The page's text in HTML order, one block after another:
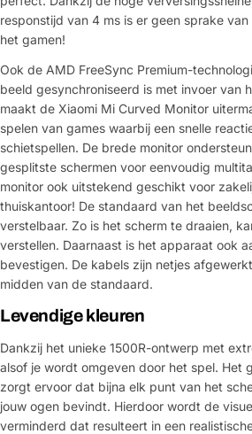
responstijd van 4 ms is er geen sprake
het gamen!
Ook de AMD FreeSync Premium-
beeld gesynchroniseerd is met invoer van
maakt de Xiaomi Mi Curved Monitor
spelen van games waarbij een snelle
schietspellen. De brede monitor
gesplitste schermen voor eenvoudig
monitor ook uitstekend geschikt voor
thuiskantoor! De standaard van het
verstelbaar. Zo is het scherm te draaien,
verstellen. Daarnaast is het apparaat ook
bevestigen. De kabels zijn netjes
midden van de standaard.
Levendige kleuren
Dankzij het unieke 1500R-ontwerp met
alsof je wordt omgeven door het spel. Het
zorgt ervoor dat bijna elk punt van het
jouw ogen bevindt. Hierdoor wordt de
verminderd dat resulteert in een